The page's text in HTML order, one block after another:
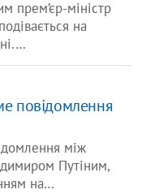
прем’єр-міністр
на
повідомлення
між
Путіним,
на…